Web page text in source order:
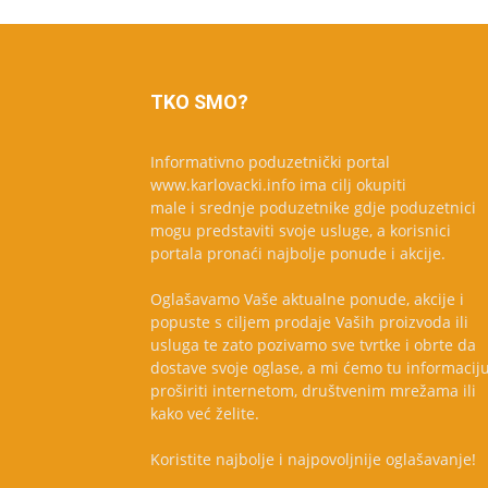
TKO SMO?
Informativno poduzetnički portal
www.karlovacki.info ima cilj okupiti
male i srednje poduzetnike gdje poduzetnici
mogu predstaviti svoje usluge, a korisnici
portala pronaći najbolje ponude i akcije.
Oglašavamo Vaše aktualne ponude, akcije i
popuste s ciljem prodaje Vaših proizvoda ili
usluga te zato pozivamo sve tvrtke i obrte da
dostave svoje oglase, a mi ćemo tu
proširiti internetom, društvenim mrežama ili
kako već želite.
Koristite najbolje i najpovoljnije oglašavanje!